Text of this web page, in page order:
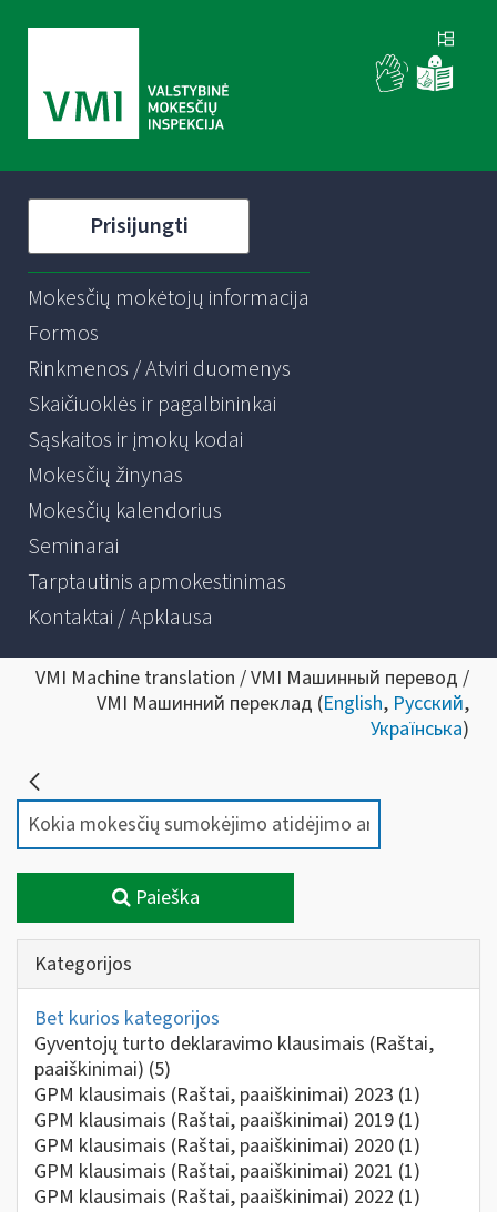
Prisijungti
Mokesčių mokėtojų informacija
Formos
Rinkmenos / Atviri duomenys
Skaičiuoklės ir pagalbininkai
Sąskaitos ir įmokų kodai
Mokesčių žinynas
Mokesčių kalendorius
Seminarai
Tarptautinis apmokestinimas
Kontaktai / Apklausa
VMI Machine translation / VMI Машинный перевод /
VMI Машинний переклад (English, Русский,
Українська)
Paieška
Kategorijos
Bet kurios kategorijos
Gyventojų turto deklaravimo klausimais (Raštai,
paaiškinimai) (5)
GPM klausimais (Raštai, paaiškinimai) 2023 (1)
GPM klausimais (Raštai, paaiškinimai) 2019 (1)
GPM klausimais (Raštai, paaiškinimai) 2020 (1)
GPM klausimais (Raštai, paaiškinimai) 2021 (1)
GPM klausimais (Raštai, paaiškinimai) 2022 (1)